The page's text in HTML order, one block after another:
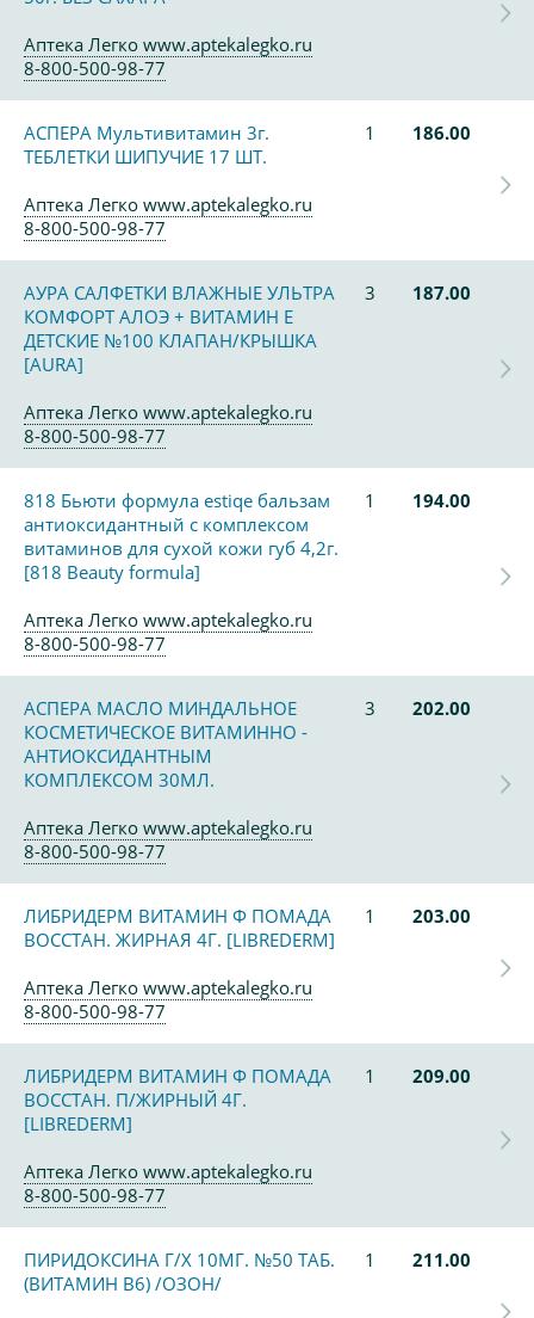
Аптека Легко www.aptekalegko.ru
8-800-500-98-77
АСПЕРА Мультивитамин 3г.
ТЕБЛЕТКИ ШИПУЧИЕ 17 ШТ.
1 186.00
Аптека Легко www.aptekalegko.ru
8-800-500-98-77
АУРА САЛФЕТКИ ВЛАЖНЫЕ УЛЬТРА
КОМФОРТ АЛОЭ + ВИТАМИН Е
ДЕТСКИЕ №100 КЛАПАН/КРЫШКА
[AURA]
3 187.00
Аптека Легко www.aptekalegko.ru
8-800-500-98-77
818 Бьюти формула estiqe бальзам
антиоксидантный с комплексом
витаминов для сухой кожи губ 4,2г.
[818 Beauty formula]
1 194.00
Аптека Легко www.aptekalegko.ru
8-800-500-98-77
АСПЕРА МАСЛО МИНДАЛЬНОЕ
КОСМЕТИЧЕСКОЕ ВИТАМИННО -
АНТИОКСИДАНТНЫМ
КОМПЛЕКСОМ 30МЛ.
3 202.00
Аптека Легко www.aptekalegko.ru
8-800-500-98-77
ЛИБРИДЕРМ ВИТАМИН Ф ПОМАДА
ВОССТАН. ЖИРНАЯ 4Г. [LIBREDERM]
1 203.00
Аптека Легко www.aptekalegko.ru
8-800-500-98-77
ЛИБРИДЕРМ ВИТАМИН Ф ПОМАДА
ВОССТАН. П/ЖИРНЫЙ 4Г.
[LIBREDERM]
1 209.00
Аптека Легко www.aptekalegko.ru
8-800-500-98-77
ПИРИДОКСИНА Г/Х 10МГ. №50 ТАБ.
(ВИТАМИН В6) /ОЗОН/
1 211.00